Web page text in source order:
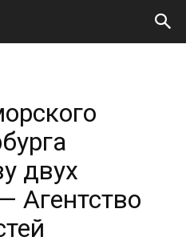
двух
Агентство